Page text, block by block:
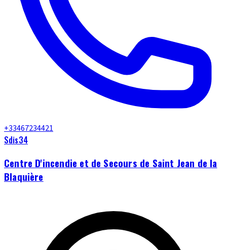
+33467234421
Sdis34
Centre D'incendie et de Secours de Saint Jean de la
Blaquière